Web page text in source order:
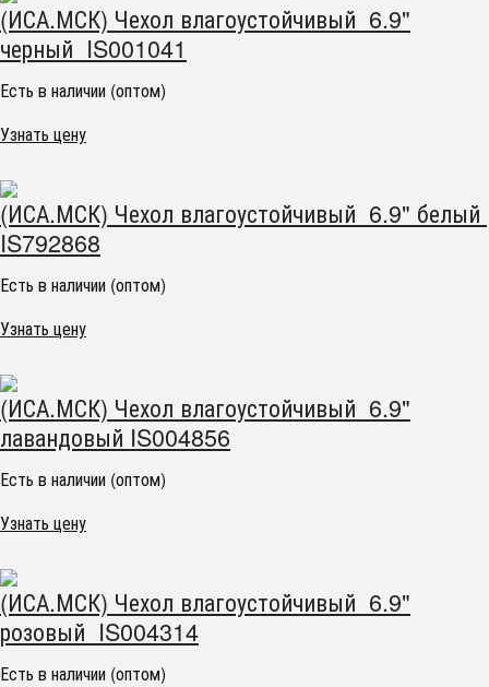
(ИСА.МСК) Чехол влагоустойчивый 6.9"
черный IS001041
Есть в наличии (оптом)
Узнать цену
(ИСА.МСК) Чехол влагоустойчивый 6.9" белый
IS792868
Есть в наличии (оптом)
Узнать цену
(ИСА.МСК) Чехол влагоустойчивый 6.9"
лавандовый IS004856
Есть в наличии (оптом)
Узнать цену
(ИСА.МСК) Чехол влагоустойчивый 6.9"
розовый IS004314
Есть в наличии (оптом)